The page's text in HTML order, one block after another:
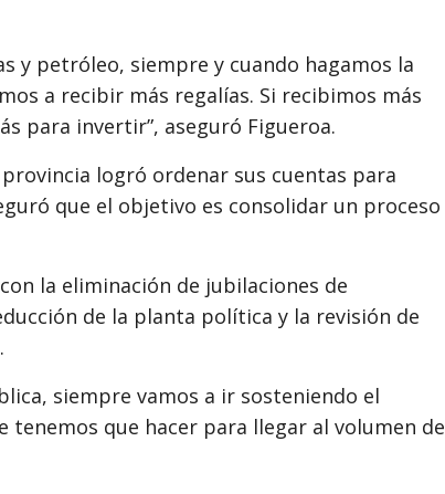
y petróleo, siempre y cuando hagamos la
a recibir más regalías. Si recibimos más
para invertir”, aseguró Figueroa.
logró ordenar sus cuentas para
que el objetivo es consolidar un proceso
la eliminación de jubilaciones de
de la planta política y la revisión de
siempre vamos a ir sosteniendo el
tenemos que hacer para llegar al volumen de